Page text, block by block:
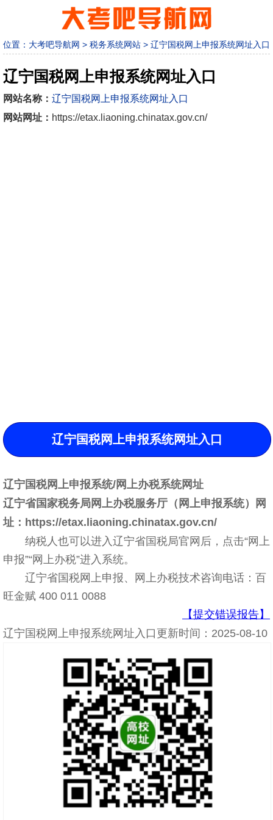
位置： 大考吧导航网 > 税务系统网站 > 辽宁国税网上申报系统网址入口
辽宁国税网上申报系统网址入口
网站名称： 辽宁国税网上申报系统网址入口
网站网址： https://etax.liaoning.chinatax.gov.cn/
辽宁国税网上申报系统网址入口
辽宁国税网上申报系统/网上办税系统网址
辽宁省国家税务局网上办税服务厅（网上申报系统）网
址：https://etax.liaoning.chinatax.gov.cn/
纳税人也可以进入辽宁省国税局官网后，点击“网上
申报”“网上办税”进入系统。
辽宁省国税网上申报、网上办税技术咨询电话：百
旺金赋 400 011 0088
【提交错误报告】
辽宁国税网上申报系统网址入口更新时间：2025-08-10